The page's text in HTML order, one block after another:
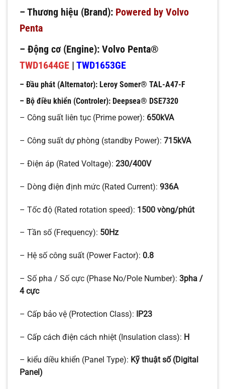
– Thương hiệu (Brand): Powered by Volvo
Penta
– Động cơ (Engine): Volvo Penta®
TWD1644GE | TWD1653GE
– Đầu phát (Alternator): Leroy Somer® TAL-A47-F
– Bộ điều khiển (Controler): Deepsea® DSE7320
– Công suất liên tục (Prime power): 650kVA
– Công suất dự phòng (standby Power): 715kVA
– Điện áp (Rated Voltage): 230/400V
– Dòng điện định mức (Rated Current): 936A
– Tốc độ (Rated rotation speed): 1500 vòng/phút
– Tần số (Frequency): 50Hz
– Hệ số công suất (Power Factor): 0.8
– Số pha / Số cực (Phase No/Pole Number): 3pha /
4 cực
– Cấp bảo vệ (Protection Class): IP23
– Cấp cách điện cách nhiệt (Insulation class): H
– kiểu diều khiển (Panel Type): Kỹ thuật số (Digital
Panel)